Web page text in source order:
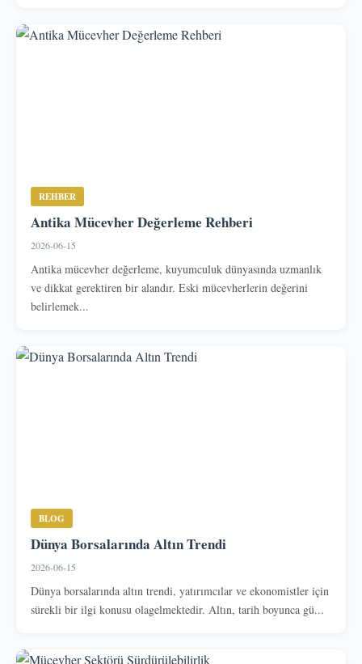
REHBER
Antika Mücevher Değerleme Rehberi
2026-06-15
Antika mücevher değerleme, kuyumculuk dünyasında uzmanlık
ve dikkat gerektiren bir alandır. Eski mücevherlerin değerini
belirlemek...
BLOG
Dünya Borsalarında Altın Trendi
2026-06-15
Dünya borsalarında altın trendi, yatırımcılar ve ekonomistler için
sürekli bir ilgi konusu olagelmektedir. Altın, tarih boyunca gü...